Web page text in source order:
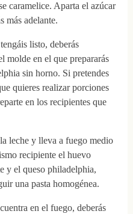
caramelice. Aparta el azúcar
más adelante.
listo, deberás
molde en el que prepararás
sin horno. Si pretendes
quieres realizar porciones
en los recipientes que
leche y lleva a fuego medio
recipiente el huevo
y el queso philadelphia,
una pasta homogénea.
en el fuego, deberás